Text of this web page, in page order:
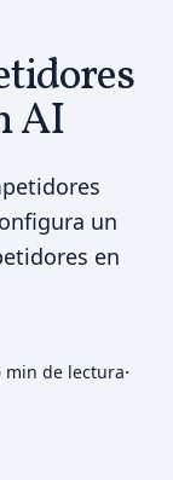
AI
un
en
min de lectura·